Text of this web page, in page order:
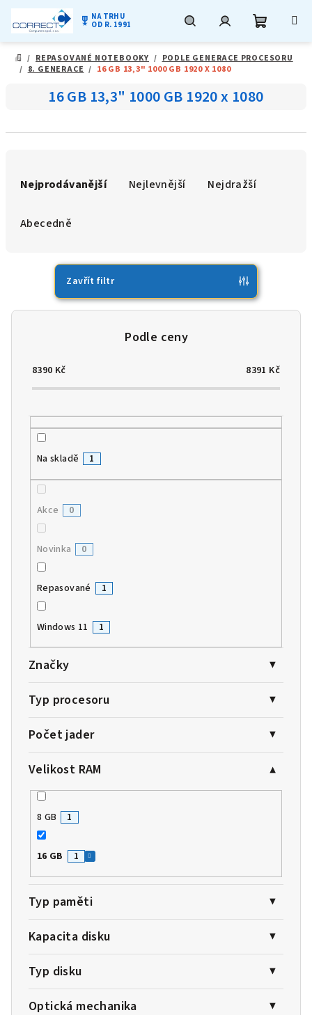
obsah
military_tech NA TRHU
OD R. 1991
DOMŮ
/ REPASOVANÉ NOTEBOOKY / PODLE GENERACE PROCESORU
/ 8. GENERACE / 16 GB 13,3" 1000 GB 1920 X 1080
16 GB 13,3" 1000 GB 1920 x 1080
Nejprodávanější Nejlevnější Nejdražší
Abecedně
Zavřít filtr
8390 Kč 8391 Kč
Na skladě 1
Akce 0
Novinka 0
Repasované 1
Windows 11 1
Značky
Typ procesoru
Počet jader
Velikost RAM
8 GB 1
16 GB 1
Typ paměti
Kapacita disku
Typ disku
Optická mechanika